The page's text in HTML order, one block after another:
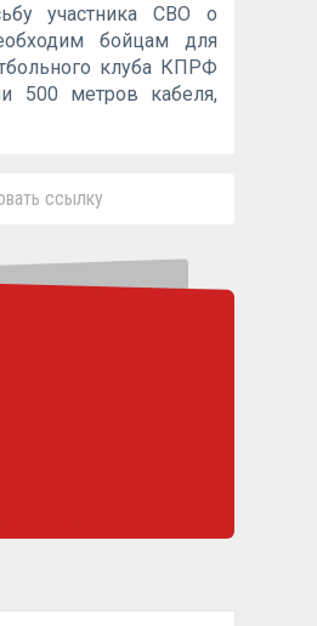
участника СВО о
бойцам для
клуба КПРФ
500 метров кабеля,
ссылку